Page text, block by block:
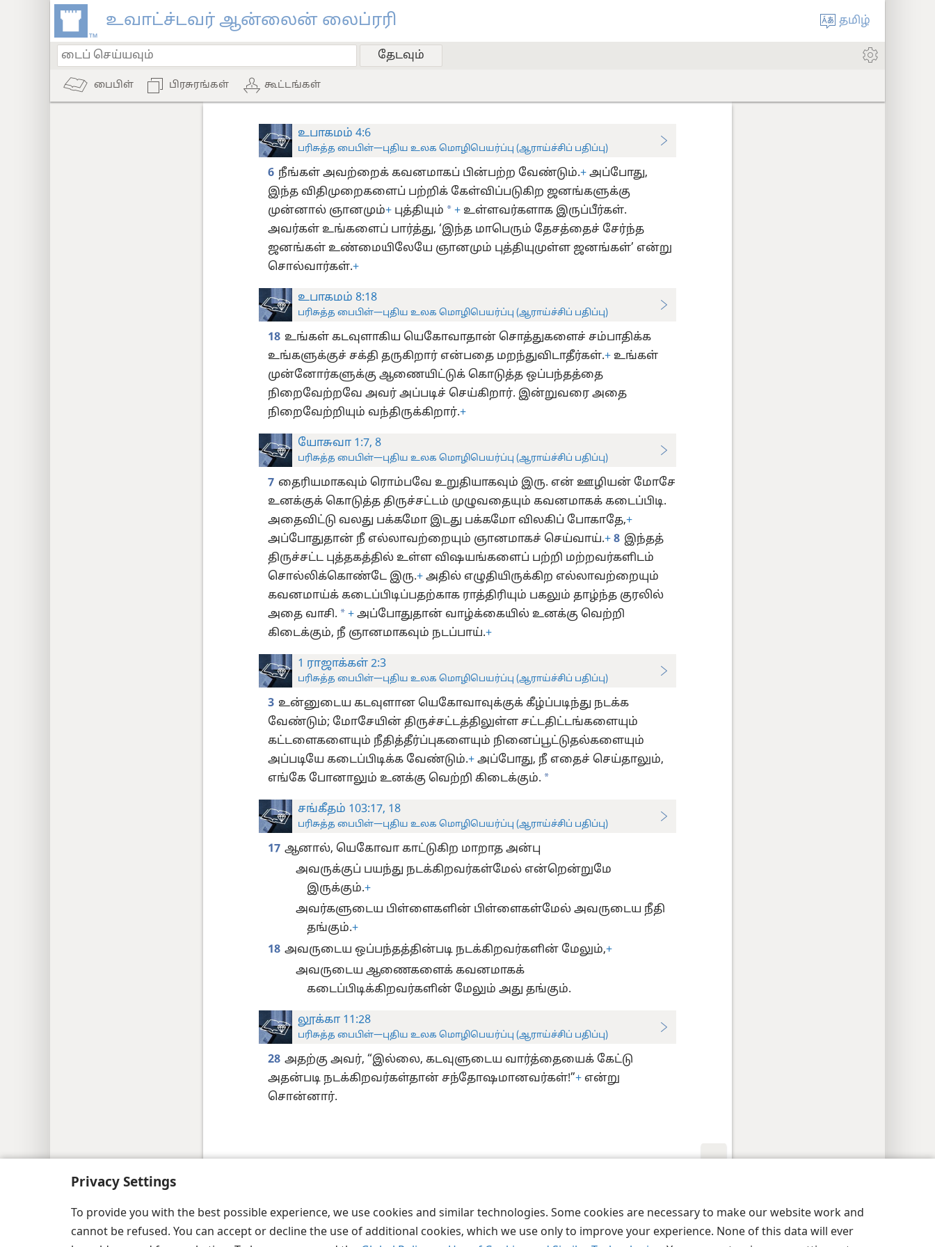
Privacy Settings
To provide you with the best possible experience, we use cookies and similar technologies. Some cookies are necessary to make our website work and
cannot be refused. You can accept or decline the use of additional cookies, which we use only to improve your experience. None of this data will ever
உவாட்ச்டவர் ஆன்லைன் லைப்ரரி தமிழ்
பைபிள் பிரசுரங்கள் கூட்டங்கள்
உபாகமம் 4:6
பரிசுத்த பைபிள்—புதிய உலக மொழிபெயர்ப்பு (ஆராய்ச்சிப் பதிப்பு)
6 நீங்கள் அவற்றைக் கவனமாகப் பின்பற்ற வேண்டும்.+அப்போது,
இந்த விதிமுறைகளைப் பற்றிக் கேள்விப்படுகிற ஜனங்களுக்கு
முன்னால் ஞானமும்+புத்தியும் * +உள்ளவர்களாக இருப்பீர்கள்.
அவர்கள் உங்களைப் பார்த்து, ‘இந்த மாபெரும் தேசத்தைச் சேர்ந்த
ஜனங்கள் உண்மையிலேயே ஞானமும் புத்தியுமுள்ள ஜனங்கள்’ என்று
சொல்வார்கள்.+
உபாகமம் 8:18
பரிசுத்த பைபிள்—புதிய உலக மொழிபெயர்ப்பு (ஆராய்ச்சிப் பதிப்பு)
18 உங்கள் கடவுளாகிய யெகோவாதான் சொத்துகளைச் சம்பாதிக்க
உங்களுக்குச் சக்தி தருகிறார் என்பதை மறந்துவிடாதீர்கள்.+உங்கள்
முன்னோர்களுக்கு ஆணையிட்டுக் கொடுத்த ஒப்பந்தத்தை
நிறைவேற்றவே அவர் அப்படிச் செய்கிறார். இன்றுவரை அதை
நிறைவேற்றியும் வந்திருக்கிறார்.+
யோசுவா 1:7, 8
பரிசுத்த பைபிள்—புதிய உலக மொழிபெயர்ப்பு (ஆராய்ச்சிப் பதிப்பு)
7 தைரியமாகவும் ரொம்பவே உறுதியாகவும் இரு. என் ஊழியன் மோசே
உனக்குக் கொடுத்த திருச்சட்டம் முழுவதையும் கவனமாகக் கடைப்பிடி.
அதைவிட்டு வலது பக்கமோ இடது பக்கமோ விலகிப் போகாதே,+
அப்போதுதான் நீ எல்லாவற்றையும் ஞானமாகச் செய்வாய்.+ 8 இந்தத்
திருச்சட்ட புத்தகத்தில் உள்ள விஷயங்களைப் பற்றி மற்றவர்களிடம்
சொல்லிக்கொண்டே இரு.+அதில் எழுதியிருக்கிற எல்லாவற்றையும்
கவனமாய்க் கடைப்பிடிப்பதற்காக ராத்திரியும் பகலும் தாழ்ந்த குரலில்
அதை வாசி. * +அப்போதுதான் வாழ்க்கையில் உனக்கு வெற்றி
கிடைக்கும், நீ ஞானமாகவும் நடப்பாய்.+
1 ராஜாக்கள் 2:3
பரிசுத்த பைபிள்—புதிய உலக மொழிபெயர்ப்பு (ஆராய்ச்சிப் பதிப்பு)
3 உன்னுடைய கடவுளான யெகோவாவுக்குக் கீழ்ப்படிந்து நடக்க
வேண்டும்; மோசேயின் திருச்சட்டத்திலுள்ள சட்டதிட்டங்களையும்
கட்டளைகளையும் நீதித்தீர்ப்புகளையும் நினைப்பூட்டுதல்களையும்
அப்படியே கடைப்பிடிக்க வேண்டும்.+அப்போது, நீ எதைச் செய்தாலும்,
எங்கே போனாலும் உனக்கு வெற்றி கிடைக்கும். *
சங்கீதம் 103:17, 18
பரிசுத்த பைபிள்—புதிய உலக மொழிபெயர்ப்பு (ஆராய்ச்சிப் பதிப்பு)
17 ஆனால், யெகோவா காட்டுகிற மாறாத அன்பு
அவருக்குப் பயந்து நடக்கிறவர்கள்மேல் என்றென்றுமே
இருக்கும்.+
அவர்களுடைய பிள்ளைகளின் பிள்ளைகள்மேல் அவருடைய நீதி
தங்கும்.+
18 அவருடைய ஒப்பந்தத்தின்படி நடக்கிறவர்களின் மேலும்,+
அவருடைய ஆணைகளைக் கவனமாகக்
கடைப்பிடிக்கிறவர்களின் மேலும் அது தங்கும்.
லூக்கா 11:28
பரிசுத்த பைபிள்—புதிய உலக மொழிபெயர்ப்பு (ஆராய்ச்சிப் பதிப்பு)
28 அதற்கு அவர், “இல்லை, கடவுளுடைய வார்த்தையைக் கேட்டு
அதன்படி நடக்கிறவர்கள்தான் சந்தோஷமானவர்கள்!”+என்று
சொன்னார்.
Copyright